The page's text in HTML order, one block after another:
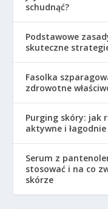
schudnąć?
Podstawowe
skuteczne
Fasolka
zdrowotne
Purging skóry: jak
aktywne i
Serum z
stosować i na co
skórze